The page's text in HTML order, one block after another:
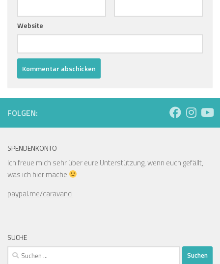
Website
FOLGEN:
SPENDENKONTO
Ich freue mich sehr über eure Unterstützung, wenn euch gefällt,
was ich hier mache
paypal.me/caravanci
SUCHE
Suchen